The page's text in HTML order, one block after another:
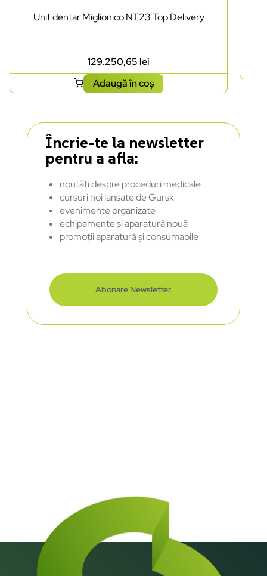
Unit dentar Miglionico NT23 Top Delivery
129.250,65 lei
Adaugă în coș
Încrie-te la newsletter
pentru a afla:
noutăți despre proceduri medicale
cursuri noi lansate de Gursk
evenimente organizate
echipamente și aparatură nouă
promoții aparatură și consumabile
Abonare Newsletter